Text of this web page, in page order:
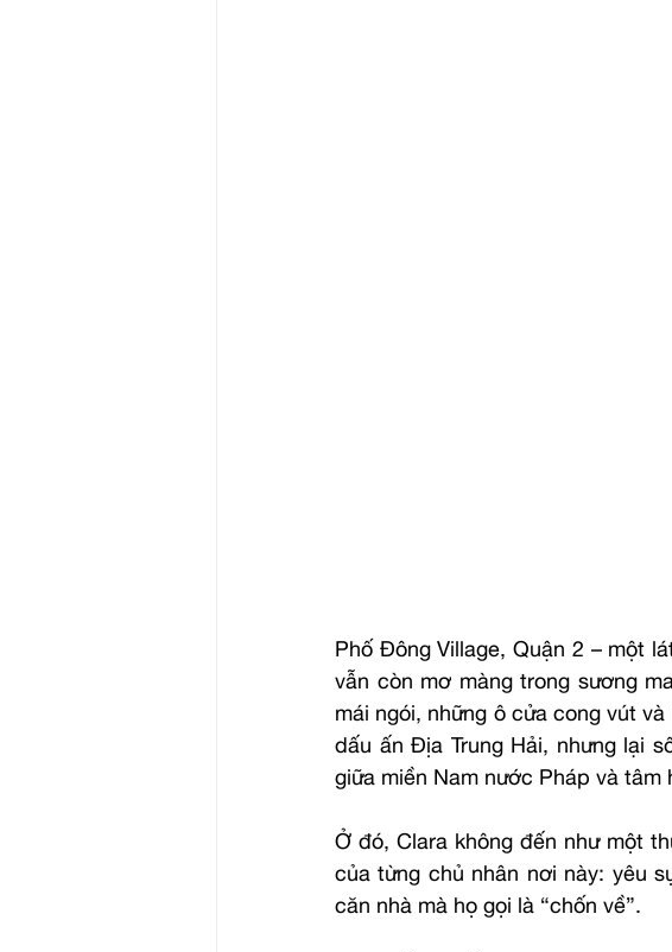
Phố Đông Village, Quận 2 – một
vẫn còn mơ màng trong sương
mái ngói, những ô cửa cong vút
dấu ấn Địa Trung Hải, nhưng lại
giữa miền Nam nước Pháp và tâm
Ở đó, Clara không đến như một
của từng chủ nhân nơi này: yêu
căn nhà mà họ gọi là “chốn về”.